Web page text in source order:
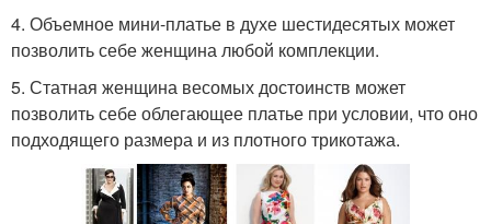
4. Объемное мини-платье в духе шестидесятых может
позволить себе женщина любой комплекции.
5. Статная женщина весомых достоинств может
позволить себе облегающее платье при условии, что оно
подходящего размера и из плотного трикотажа.